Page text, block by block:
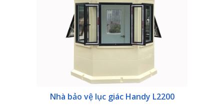
Nhà bảo vệ lục giác Handy L2200